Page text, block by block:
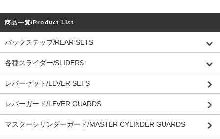
商品一覧/Product List
バックステップ/REAR SETS
各種スライダー/SLIDERS
レバーセット/LEVER SETS
レバーガード/LEVER GUARDS
マスターシリンダーガード/MASTER CYLINDER GUARDS